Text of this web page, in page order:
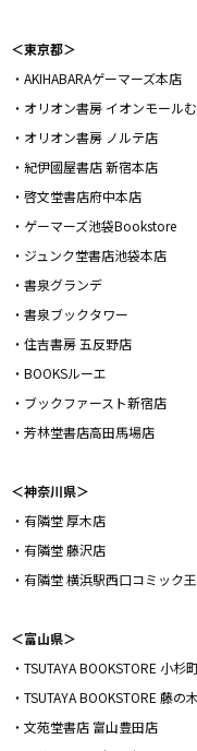
＜東京都＞
・AKIHABARAゲーマーズ本店
・オリオン書房 イオンモール
・オリオン書房 ノルテ店
・紀伊國屋書店 新宿本店
・啓文堂書店府中本店
・ゲーマーズ池袋Bookstore
・ジュンク堂書店池袋本店
・書泉グランデ
・書泉ブックタワー
・住吉書房 五反野店
・BOOKSルーエ
・ブックファースト新宿店
・芳林堂書店高田馬場店
＜神奈川県＞
・有隣堂 厚木店
・有隣堂 藤沢店
・有隣堂 横浜駅西口コミック
＜富山県＞
・TSUTAYA BOOKSTORE 小杉
・TSUTAYA BOOKSTORE 藤の
・文苑堂書店 富山豊田店